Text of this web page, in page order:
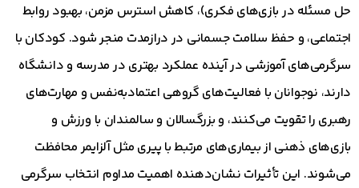
حل مسئله در بازی‌های فکری)، کاهش استرس مزمن، بهبود روابط
اجتماعی، و حفظ سلامت جسمانی در درازمدت منجر شود. کودکان با
سرگرمی‌های آموزشی در آینده عملکرد بهتری در مدرسه و دانشگاه
دارند، نوجوانان با فعالیت‌های گروهی اعتمادبه‌نفس و مهارت‌های
رهبری را تقویت می‌کنند، و بزرگسالان و سالمندان با ورزش و
بازی‌های ذهنی از بیماری‌های مرتبط با پیری مثل آلزایمر محافظت
می‌شوند. این تأثیرات نشان‌دهنده اهمیت مداوم انتخاب سرگرمی